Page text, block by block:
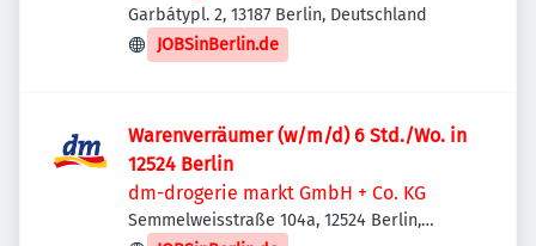
Garbátypl. 2, 13187 Berlin, Deutschland
JOBSinBerlin.de
Warenverräumer (w/m/d) 6 Std./Wo. in
12524 Berlin
dm-drogerie markt GmbH + Co. KG
Semmelweisstraße 104a, 12524 Berlin,